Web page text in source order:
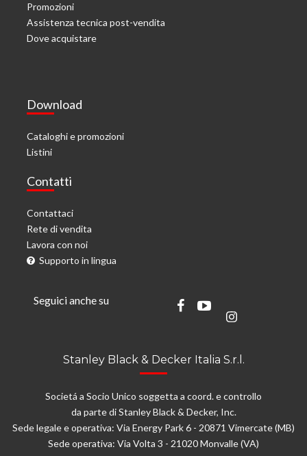
Promozioni
Assistenza tecnica post-vendita
Dove acquistare
Download
Cataloghi e promozioni
Listini
Contatti
Contattaci
Rete di vendita
Lavora con noi
Supporto in lingua
Seguici anche su
Stanley Black & Decker Italia S.r.l.
Societá a Socio Unico soggetta a coord. e controllo
da parte di Stanley Black & Decker, Inc.
Sede legale e operativa: Via Energy Park 6 - 20871 Vimercate (MB)
Sede operativa: Via Volta 3 - 21020 Monvalle (VA)